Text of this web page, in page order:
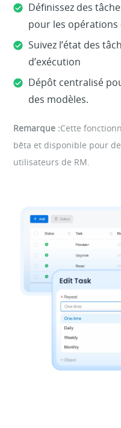
Définissez des
pour les
Suivez l’état des
d’exécution
Dépôt centralisé
des modèles.
Remarque :Cette
bêta et disponible pour
utilisateurs de RM.